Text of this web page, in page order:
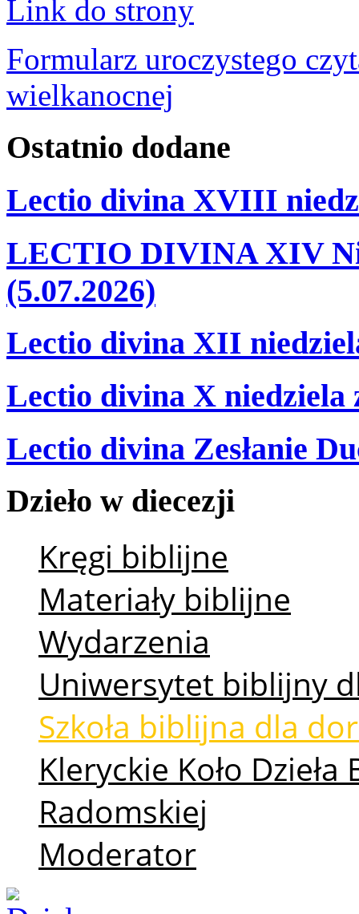
Link do strony
Formularz uroczystego
wielkanocnej
Ostatnio dodane
Lectio divina XVIII
LECTIO DIVINA XIV
(5.07.2026)
Lectio divina XII
Lectio divina X niedziela
Lectio divina Zesłanie
Dzieło w diecezji
Kręgi biblijne
Materiały biblijne
Wydarzenia
Uniwersytet biblijny
Szkoła biblijna dla
Kleryckie Koło
Radomskiej
Moderator